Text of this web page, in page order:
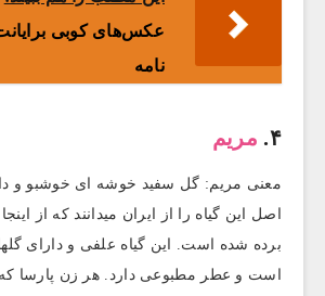
عکس‌های کوبی
نامه
۴. مریم‌
معنی مریم: گل سفید خوشه ای خوشبو و
اصل این گیاه را از ایران میدانند که از
برده شده است. این گیاه علفی و دارای
است و عطر مطبوعی دارد. هر زن پارسا